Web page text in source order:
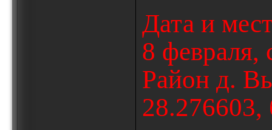
Дата и
8 февраля,
Район д.
28.276603,